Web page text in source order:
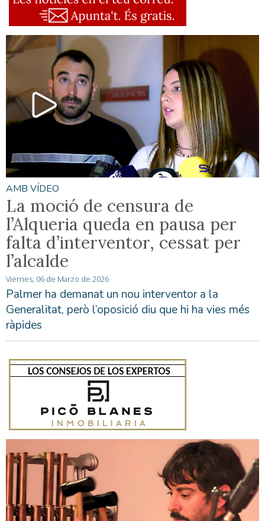
AMB VÍDEO
La moció de censura de
l’Alqueria queda en pausa per
falta d’interventor, cessat per
l’alcalde
Viernes, 06 de Marzo de 2026
Palmer ha demanat un nou interventor a la
Generalitat, però l’oposició diu que hi ha vies més
ràpides